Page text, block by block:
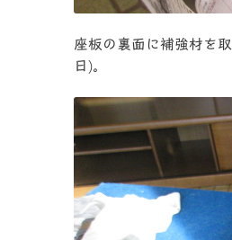
座板の裏面に補強材を
日)。